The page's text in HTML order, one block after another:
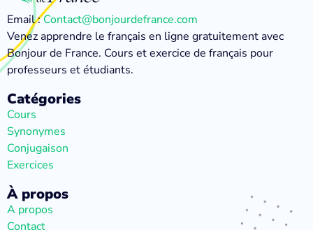
Email :Contact@bonjourdefrance.com
Venez apprendre le français en ligne gratuitement avec
Bonjour de France. Cours et exercice de français pour
professeurs et étudiants.
Catégories
Cours
Synonymes
Conjugaison
Exercices
À propos
A propos
Contact